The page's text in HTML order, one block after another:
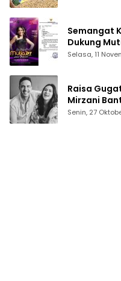
Semangat
Dukung
Academy 7
Selasa, 11
Raisa
Mirzani
Senin, 27